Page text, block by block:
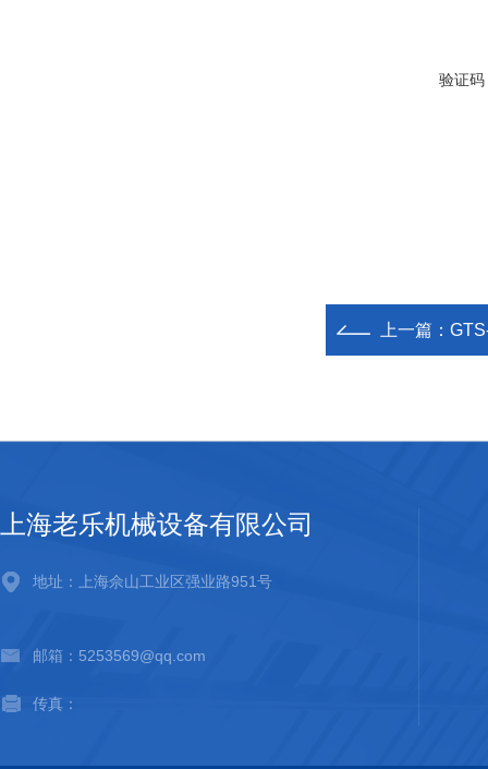
验证码
上一篇：
上海老乐机械设备有限公司
地址：上海佘山工业区强业路951号
邮箱：5253569@qq.com
传真：